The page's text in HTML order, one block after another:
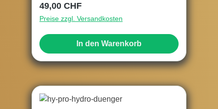
Regulärer Preis:
49,00 CHF
Preise zzgl. Versandkosten
In den Warenkorb